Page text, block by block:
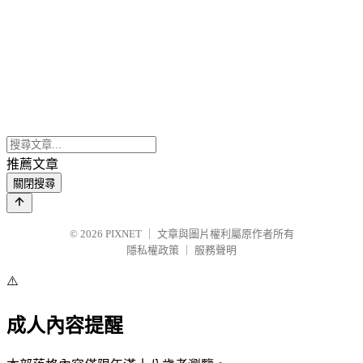
推薦文章
關閉搜尋
© 2026 PIXNET
文章與圖片權利屬原作者所有
隱私權政策
服務聲明
⚠️
成人內容提醒